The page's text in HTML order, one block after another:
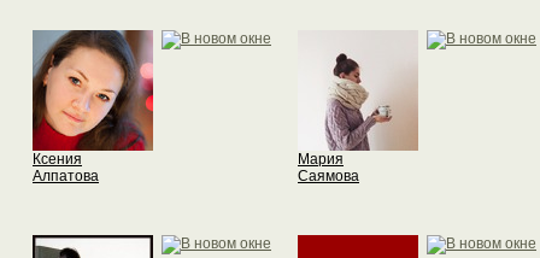
Ксения
Алпатова
Мария
Саямова